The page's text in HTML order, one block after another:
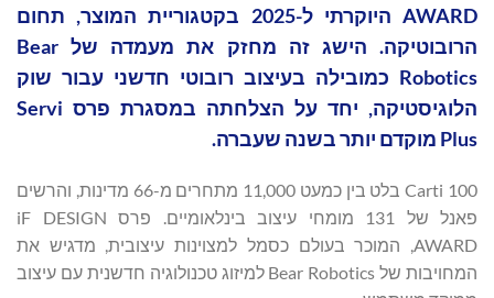
AWARD היוקרתי ל-2025 בקטגוריית המוצר, תחום
הרובוטיקה. הישג זה מחזק את מעמדה של Bear
Robotics כמובילה בעיצוב רובוטי חדשני עבור שוק
הלוגיסטיקה, יחד על הצלחתה במסגרת פרס Servi
Plus מוקדם יותר בשנה שעברה.
Carti 100 בלט בין כמעט 11,000 מתחרים מ-66 מדינות, והרשים
פאנל של 131 מומחי עיצוב בינלאומיים. פרס iF DESIGN
AWARD, המוכר בעולם כסמל למצוינות עיצובית, מדגיש את
המחויבות של Bear Robotics למיזוג טכנולוגיה חדשנית עם עיצוב